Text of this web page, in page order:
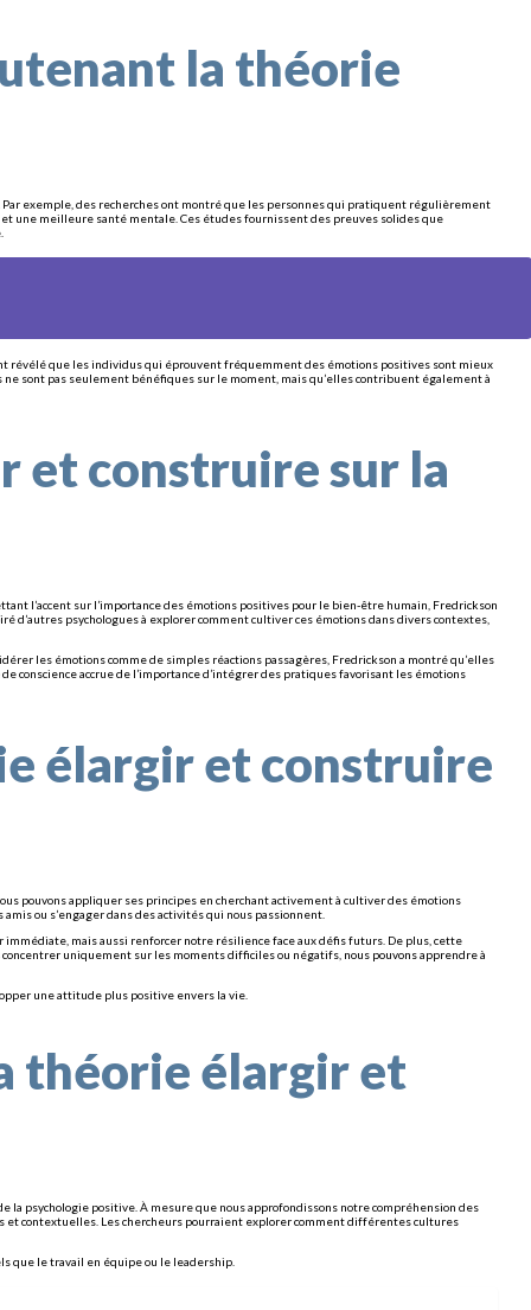
la théorie
exemple, des recherches ont montré que les personnes qui pratiquent régulièrement
une meilleure santé mentale. Ces études fournissent des preuves solides que
révélé que les individus qui éprouvent fréquemment des émotions positives sont mieux
sont pas seulement bénéfiques sur le moment, mais qu’elles contribuent également à
et construire sur la
l’accent sur l’importance des émotions positives pour le bien-être humain, Fredrickson
d’autres psychologues à explorer comment cultiver ces émotions dans divers contextes,
les émotions comme de simples réactions passagères, Fredrickson a montré qu’elles
conscience accrue de l’importance d’intégrer des pratiques favorisant les émotions
élargir et construire
pouvons appliquer ses principes en cherchant activement à cultiver des émotions
ou s’engager dans des activités qui nous passionnent.
mais aussi renforcer notre résilience face aux défis futurs. De plus, cette
uniquement sur les moments difficiles ou négatifs, nous pouvons apprendre à
une attitude plus positive envers la vie.
théorie élargir et
psychologie positive. À mesure que nous approfondissons notre compréhension des
contextuelles. Les chercheurs pourraient explorer comment différentes cultures
que le travail en équipe ou le leadership.